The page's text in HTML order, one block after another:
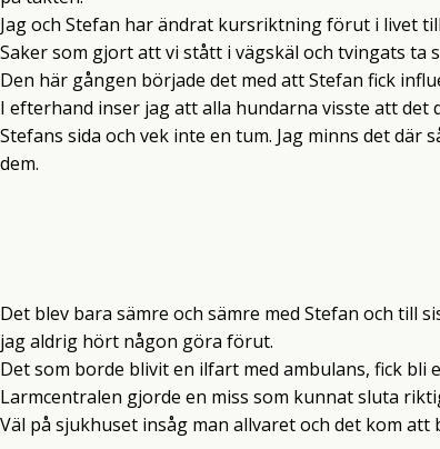
Jag och Stefan har ändrat kursriktning förut i livet
Saker som gjort att vi stått i vägskäl och tvingats ta
Den här gången började det med att Stefan fick
I efterhand inser jag att alla hundarna visste att
Stefans sida och vek inte en tum. Jag minns det där
dem.
Det blev bara sämre och sämre med Stefan och till
jag aldrig hört någon göra förut.
Det som borde blivit en ilfart med ambulans, fick
Larmcentralen gjorde en miss som kunnat sluta
Väl på sjukhuset insåg man allvaret och det kom